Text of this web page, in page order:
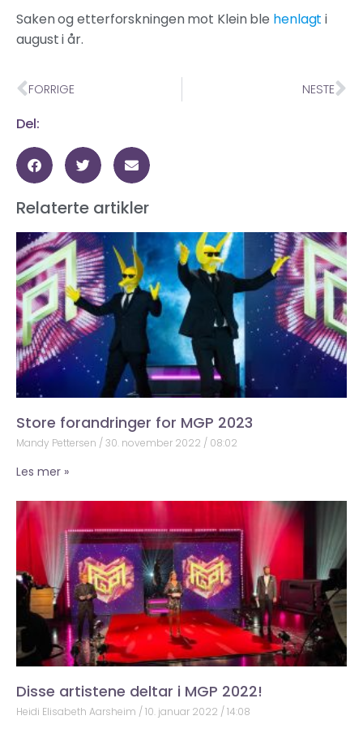
Saken og etterforskningen mot Klein ble henlagt i
august i år.
FORRIGE NESTE
Del:
Relaterte artikler
Store forandringer for MGP 2023
Mandy Pettersen 30. november 2022 08:02
Les mer »
Disse artistene deltar i MGP 2022!
Heidi Elisabeth Aarsheim 10. januar 2022 14:08